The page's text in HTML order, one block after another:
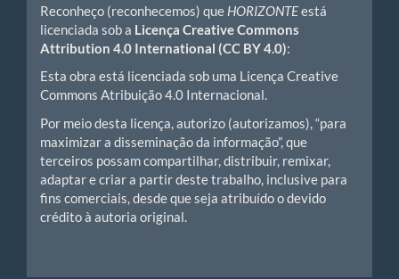
Reconheço (reconhecemos) que HORIZONTEestá
licenciada sob a Licença Creative Commons
Attribution 4.0 International (CC BY 4.0):
Esta obra está licenciada sob uma Licença Creative
Commons Atribuição 4.0 Internacional.
Por meio desta licença, autorizo (autorizamos), “para
maximizar a disseminação da informação”, que
terceiros possam compartilhar, distribuir, remixar,
adaptar e criar a partir deste trabalho, inclusive para
fins comerciais, desde que seja atribuído o devido
crédito à autoria original.